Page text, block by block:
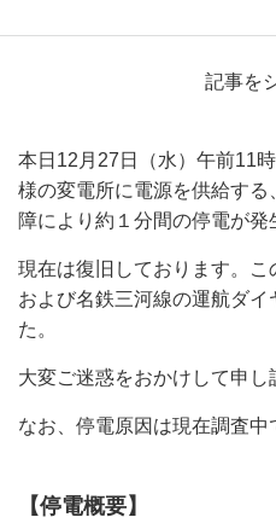
記事を
本日12月27日（水）午前11
様の変電所に電源を供給す
障により約１分間の停電が発
現在は復旧しております。
および名鉄三河線の運航ダ
た。
大変ご迷惑をおかけして申し
なお、停電原因は現在調査中
【停電概要】